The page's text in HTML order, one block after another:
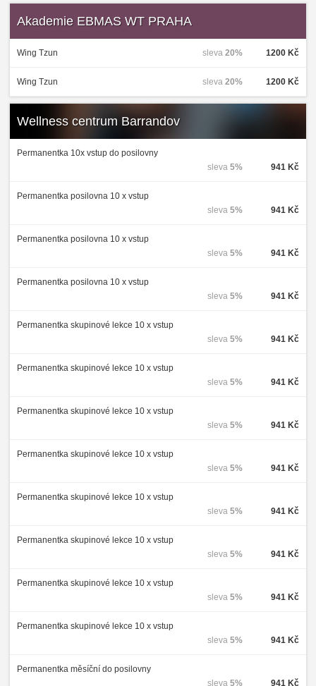
Akademie EBMAS WT PRAHA
Wing Tzun 1200 Kč
sleva 20%
Wing Tzun 1200 Kč
sleva 20%
Wellness centrum Barrandov
Permanentka 10x vstup do posilovny
941 Kč
sleva 5%
Permanentka posilovna 10 x vstup
941 Kč
sleva 5%
Permanentka posilovna 10 x vstup
941 Kč
sleva 5%
Permanentka posilovna 10 x vstup
941 Kč
sleva 5%
Permanentka skupinové lekce 10 x vstup
941 Kč
sleva 5%
Permanentka skupinové lekce 10 x vstup
941 Kč
sleva 5%
Permanentka skupinové lekce 10 x vstup
941 Kč
sleva 5%
Permanentka skupinové lekce 10 x vstup
941 Kč
sleva 5%
Permanentka skupinové lekce 10 x vstup
941 Kč
sleva 5%
Permanentka skupinové lekce 10 x vstup
941 Kč
sleva 5%
Permanentka skupinové lekce 10 x vstup
941 Kč
sleva 5%
Permanentka skupinové lekce 10 x vstup
941 Kč
sleva 5%
Permanentka měsíční do posilovny
941 Kč
sleva 5%